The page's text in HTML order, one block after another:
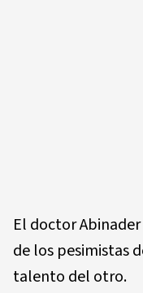
El doctor
de los pesimistas
talento del otro.